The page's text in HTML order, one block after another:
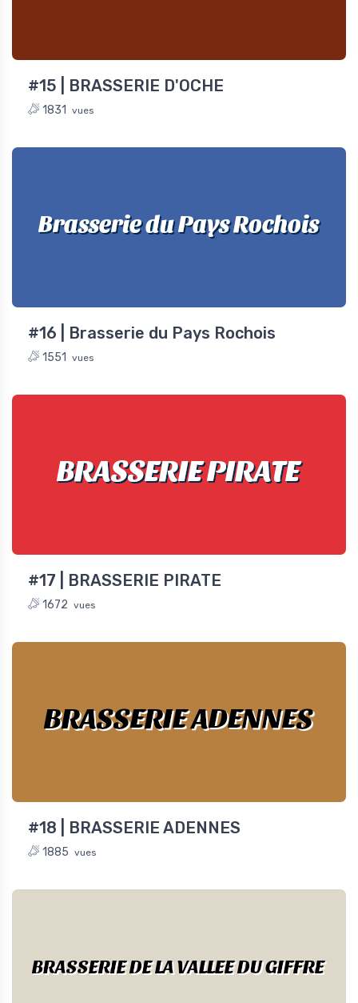
#15 | BRASSERIE D'OCHE
1831 vues
Brasserie du Pays Rochois
#16 | Brasserie du Pays Rochois
1551 vues
BRASSERIE PIRATE
#17 | BRASSERIE PIRATE
1672 vues
BRASSERIE ADENNES
#18 | BRASSERIE ADENNES
1885 vues
BRASSERIE DE LA VALLEE DU GIFFRE